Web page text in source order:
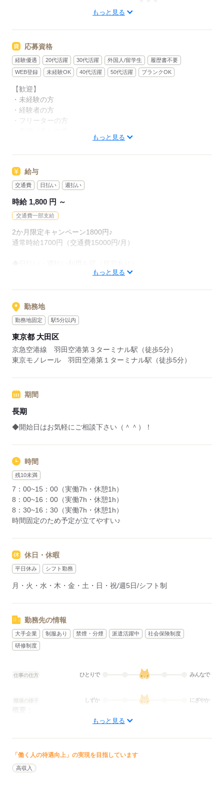
◆空港の各店舗にて商品の品出し・陳列
↓ ↓
◆無くなった商品があればバックヤードから商品の補充
これだけ（∩´∀｀）∩♪
入職前には実際に職場見学をしていただくのでご安心下さい
（＾＾）/
スキル不要で簡単（＾＾）/
もっと見る
応募資格
経験優遇 20代活躍 30代活躍 外国人/留学生
履歴書不要
WEB登録
未経験OK 40代活躍 50代活躍 ブランクOK
【歓迎】
・未経験の方
・経験者の方
・フリーターの方
もっと見る
給与
交通費 日払い 週払い
時給 1,800 円 ～
交通費一部支給
2か月限定キャンペーン1800円♪
通常時給1700円（交通費15000円/月）
◆交通費一部支給（規定あり）もっと見る
勤務地
勤務地固定 駅5分以内
東京都 大田区
京急空港線 羽田空港第３ターミナル駅（徒歩5分）
東京モノレール 羽田空港第１ターミナル駅（徒歩5分）
期間
長期
◆開始日はお気軽にご相談下さい（＾＾）！
時間
残10未満
7：00~15：00（実働7h・休憩1h）
8：00~16：00（実働7h・休憩1h）
8：30~16：30（実働7h・休憩1h）
時間固定のため予定が立てやすい♪
休日・休暇
平日休み シフト勤務
月・火・水・木・金・土・日・祝/週5日/シフト制
勤務先の情報
大手企業 制服あり 禁煙・分煙 派遣活躍中
社会保険制度
研修制度
仕事の仕方 ひとりで みんなで
しずか にぎやか
応募する
もっと見る
「働く人の待遇向上」の実現を目指しています
高収入